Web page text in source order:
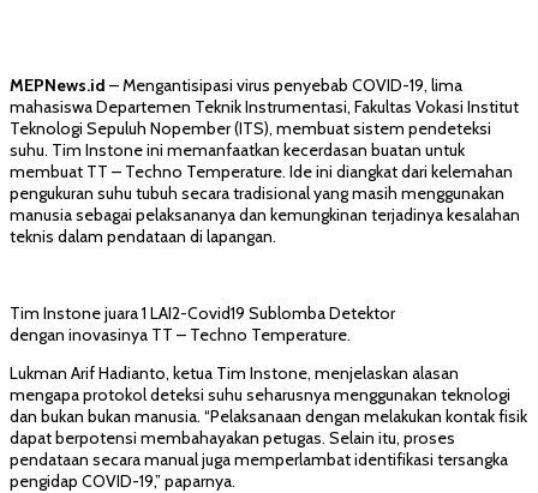
MEPNews.id – Mengantisipasi virus penyebab COVID-19, lima
mahasiswa Departemen Teknik Instrumentasi, Fakultas Vokasi Institut
Teknologi Sepuluh Nopember (ITS), membuat sistem pendeteksi
suhu. Tim Instone ini memanfaatkan kecerdasan buatan untuk
membuat TT – Techno Temperature. Ide ini diangkat dari kelemahan
pengukuran suhu tubuh secara tradisional yang masih menggunakan
manusia sebagai pelaksananya dan kemungkinan terjadinya kesalahan
teknis dalam pendataan di lapangan.
Tim Instone juara 1 LAI2-Covid19 Sublomba Detektor
dengan inovasinya TT – Techno Temperature.
Lukman Arif Hadianto, ketua Tim Instone, menjelaskan alasan
mengapa protokol deteksi suhu seharusnya menggunakan teknologi
dan bukan bukan manusia. “Pelaksanaan dengan melakukan kontak fisik
dapat berpotensi membahayakan petugas. Selain itu, proses
pendataan secara manual juga memperlambat identifikasi tersangka
pengidap COVID-19,” paparnya.